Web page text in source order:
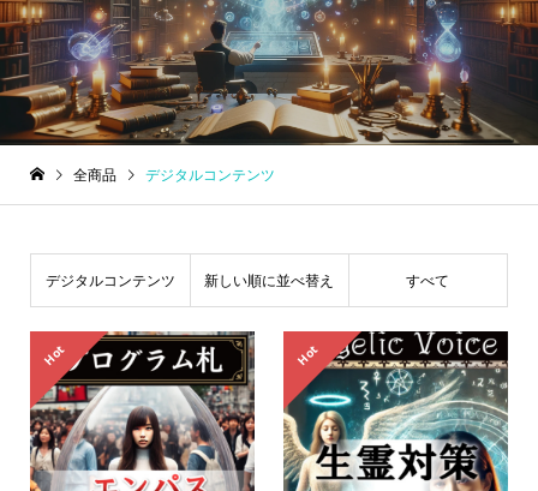
全商品 デジタルコンテンツ
デジタルコンテンツ 新しい順に並べ替え すべて
Hot Hot